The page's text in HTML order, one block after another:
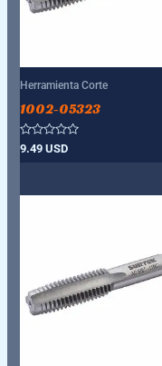
Herramienta Corte
1002-05323
Valorado
con
9.49USD